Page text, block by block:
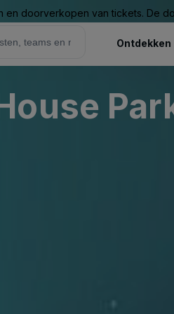
doorverkopen van tickets. De
Ontdekken